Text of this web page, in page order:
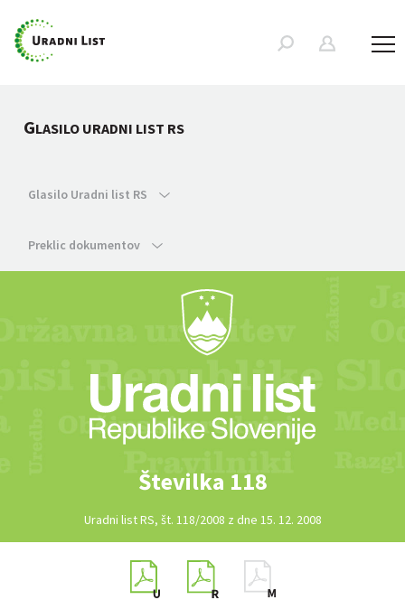
GLASILO URADNI LIST RS
Glasilo Uradni list RS
Preklic dokumentov
Številka 118
Uradni list RS, št. 118/2008 z dne 15. 12. 2008